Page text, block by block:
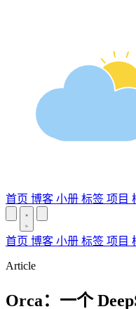
首页 博客 小册 标签 项目
首页 博客 小册 标签 项目
Article
Orca：一个